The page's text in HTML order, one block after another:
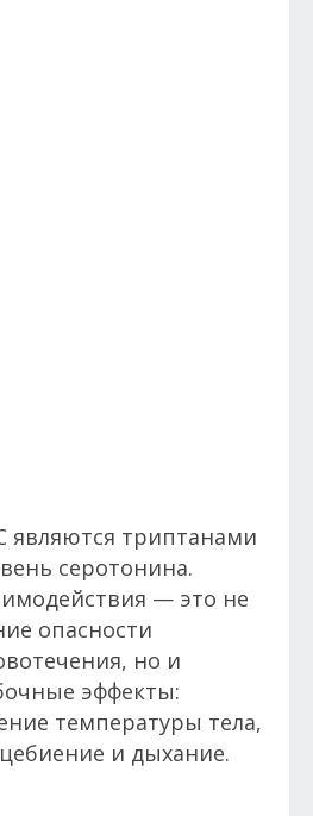
триптанами
серотонина.
— это не
опасности
но и
эффекты:
температуры тела,
и дыхание.